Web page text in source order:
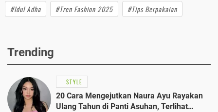
#Idul Adha #Tren Fashion 2025 #Tips Berpakaian
Trending
STYLE
20 Cara Mengejutkan Naura Ayu Rayakan
Ulang Tahun di Panti Asuhan, Terlihat